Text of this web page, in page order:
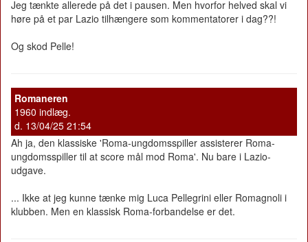
Jeg tænkte allerede på det i pausen. Men hvorfor helved skal vi
høre på et par Lazio tilhængere som kommentatorer i dag??!
Og skod Pelle!
Romaneren
1960 indlæg.
d. 13/04/25 21:54
Ah ja, den klassiske 'Roma-ungdomsspiller assisterer Roma-
ungdomsspiller til at score mål mod Roma'. Nu bare i Lazio-
udgave.
... Ikke at jeg kunne tænke mig Luca Pellegrini eller Romagnoli i
klubben. Men en klassisk Roma-forbandelse er det.